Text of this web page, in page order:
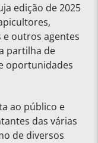
edição de 2025
e outros agentes
partilha de
oportunidades
ao público e
das várias
de diversos